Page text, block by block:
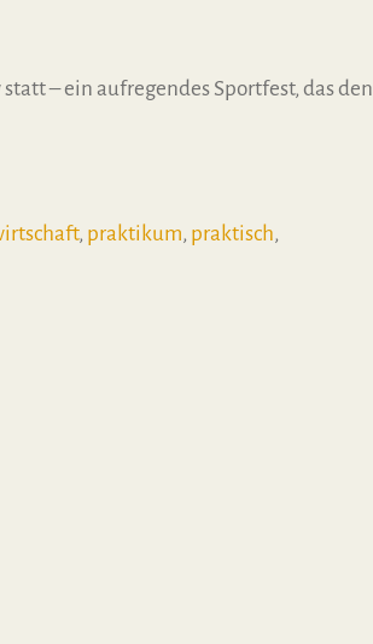
– ein aufregendes Sportfest, das den
, praktikum, praktisch,